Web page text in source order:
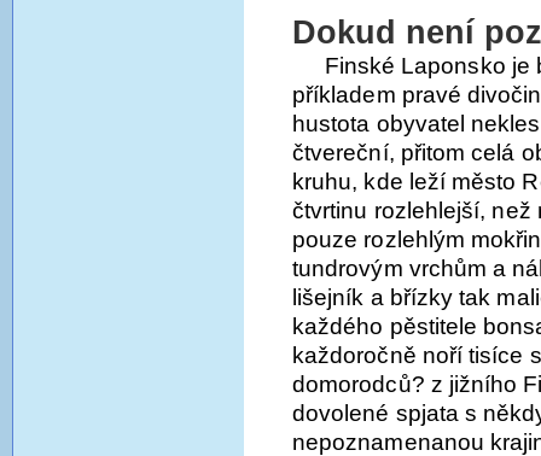
Dokud není
Finské Laponsko je
příkladem pravé
hustota obyvatel
čtvereční, přitom celá
kruhu, kde leží město
čtvrtinu rozlehlejší,
pouze rozlehlým
tundrovým vrchům a
lišejník a břízky tak
každého pěstitele
každoročně noří tisíce
domorodců? z jižního
dovolené spjata s
nepoznamenanou